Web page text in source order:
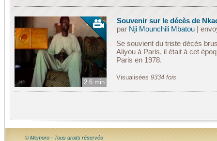
2.6 min
Souvenir sur le décès de
par Nji Mounchili Mbatou|
Se souvient du triste décès
Aliyou à Paris, il était à cet
Paris en 1978.
Visualisées 9334 fois
© Memoro - Tous droits réservés